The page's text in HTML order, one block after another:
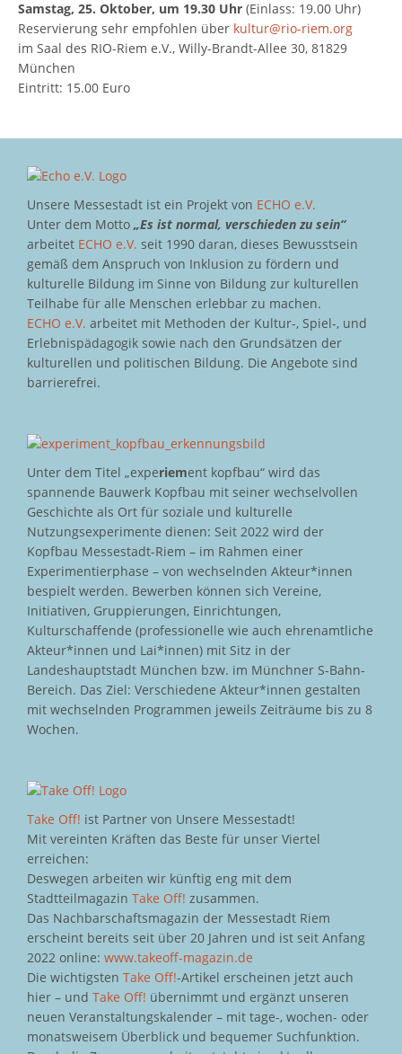
Samstag, 25. Oktober, um 19.30 Uhr (Einlass: 19.00 Uhr)
Reservierung sehr empfohlen über kultur@rio-riem.org
im Saal des RIO-Riem e.V., Willy-Brandt-Allee 30, 81829
München
Eintritt: 15.00 Euro
Unsere Messestadt ist ein Projekt von ECHO e.V.
Unter dem Motto „Es ist normal, verschieden zu sein“
arbeitet ECHO e.V. seit 1990 daran, dieses Bewusstsein
gemäß dem Anspruch von Inklusion zu fördern und
kulturelle Bildung im Sinne von Bildung zur kulturellen
Teilhabe für alle Menschen erlebbar zu machen.
ECHO e.V. arbeitet mit Methoden der Kultur-, Spiel-, und
Erlebnispädagogik sowie nach den Grundsätzen der
kulturellen und politischen Bildung. Die Angebote sind
barrierefrei.
Unter dem Titel „experiement kopfbau“ wird das
spannende Bauwerk Kopfbau mit seiner wechselvollen
Geschichte als Ort für soziale und kulturelle
Nutzungsexperimente dienen: Seit 2022 wird der
Kopfbau Messestadt-Riem – im Rahmen einer
Experimentierphase – von wechselnden Akteur*innen
bespielt werden. Bewerben können sich Vereine,
Initiativen, Gruppierungen, Einrichtungen,
Kulturschaffende (professionelle wie auch ehrenamtliche
Akteur*innen und Lai*innen) mit Sitz in der
Landeshauptstadt München bzw. im Münchner S-Bahn-
Bereich. Das Ziel: Verschiedene Akteur*innen gestalten
mit wechselnden Programmen jeweils Zeiträume bis zu 8
Wochen.
Take Off! ist Partner von Unsere Messestadt!
Mit vereinten Kräften das Beste für unser Viertel
erreichen:
Deswegen arbeiten wir künftig eng mit dem
Stadtteilmagazin Take Off! zusammen.
Das Nachbarschaftsmagazin der Messestadt Riem
erscheint bereits seit über 20 Jahren und ist seit Anfang
2022 online: www.takeoff-magazin.de
Die wichtigsten Take Off!-Artikel erscheinen jetzt auch
hier – und Take Off! übernimmt und ergänzt unseren
neuen Veranstaltungskalender – mit tage-, wochen- oder
monatsweisem Überblick und bequemer Suchfunktion.